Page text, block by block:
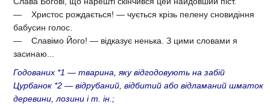
— Христос рождається! — чується крізь пелену сновидіння
бабусин голос.
— Славімо Його! — відказує ненька. З цими словами я
засинаю...
Годованих *1 — тварина, яку відгодовують на забій
Цурбанок *2 — відрубаний, відбитий або відламаний шматок
деревини, лозини і т. ін.;